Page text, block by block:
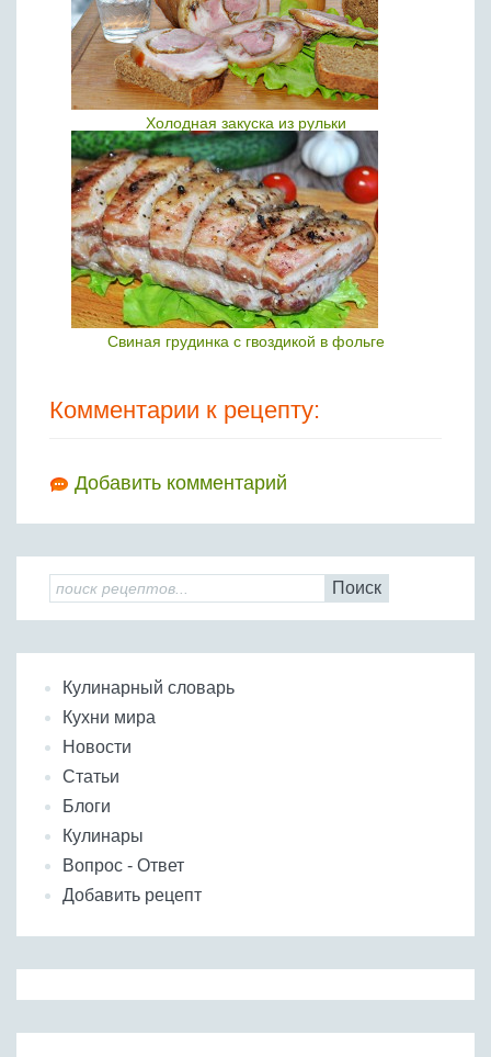
Холодная закуска из рульки
Свиная грудинка с гвоздикой в фольге
Комментарии к рецепту:
Добавить комментарий
Поиск
Кулинарный словарь
Кухни мира
Новости
Статьи
Блоги
Кулинары
Вопрос - Ответ
Добавить рецепт